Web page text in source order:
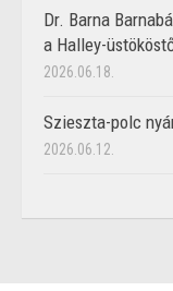
Dr. Barna
a Halley-
2026.06.18.
Szieszta-polc
2026.06.12.